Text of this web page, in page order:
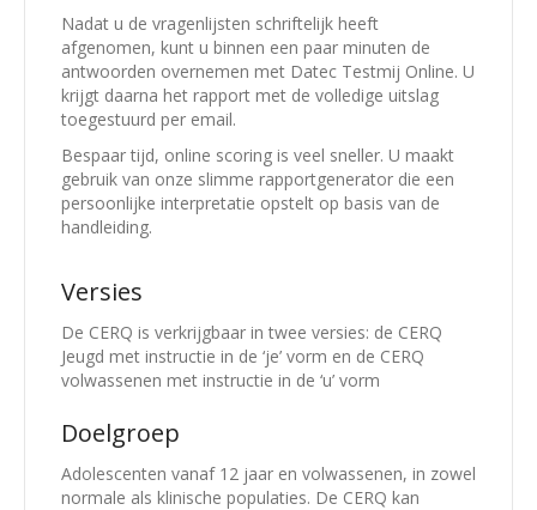
Nadat u de vragenlijsten schriftelijk heeft
afgenomen, kunt u binnen een paar minuten de
antwoorden overnemen met Datec Testmij Online. U
krijgt daarna het rapport met de volledige uitslag
toegestuurd per email.
Bespaar tijd, online scoring is veel sneller. U maakt
gebruik van onze slimme rapportgenerator die een
persoonlijke interpretatie opstelt op basis van de
handleiding.
Versies
De CERQ is verkrijgbaar in twee versies: de CERQ
Jeugd met instructie in de ‘je’ vorm en de CERQ
volwassenen met instructie in de ‘u’ vorm
Doelgroep
Adolescenten vanaf 12 jaar en volwassenen, in zowel
normale als klinische populaties. De CERQ kan